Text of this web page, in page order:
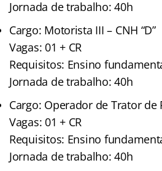
Jornada de trabalho: 40h
Cargo: Motorista III – CNH “D”
Vagas: 01 + CR
Requisitos: Ensino
Jornada de trabalho: 40h
Cargo: Operador de Trator de
Vagas: 01 + CR
Requisitos: Ensino
Jornada de trabalho: 40h